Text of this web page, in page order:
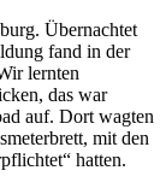
Übernachtet
fand in der
lernten
das war
auf. Dort wagten
mit den
hatten.